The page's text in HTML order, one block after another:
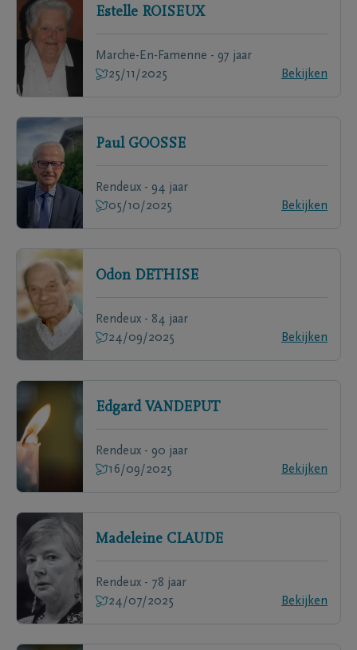
Estelle ROISEUX
Marche-En-Famenne - 97 jaar
25/11/2025
Bekijken
Paul GOOSSE
Rendeux - 94 jaar
05/10/2025
Bekijken
Odon DETHISE
Rendeux - 84 jaar
24/09/2025
Bekijken
Edgard VANDEPUT
Rendeux - 90 jaar
16/09/2025
Bekijken
Madeleine CLAUDE
Rendeux - 78 jaar
24/07/2025
Bekijken